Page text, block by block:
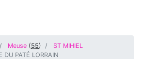
Meuse (55)
ST MIHIEL
DU PATÉ LORRAIN